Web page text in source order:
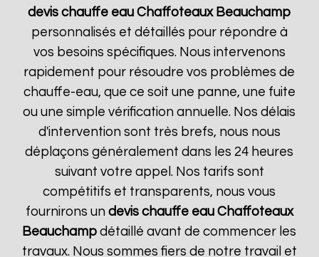
devis chauffe eau Chaffoteaux Beauchamp
personnalisés et détaillés pour répondre à
vos besoins spécifiques. Nous intervenons
rapidement pour résoudre vos problèmes de
chauffe-eau, que ce soit une panne, une fuite
ou une simple vérification annuelle. Nos délais
d'intervention sont très brefs, nous nous
déplaçons généralement dans les 24 heures
suivant votre appel. Nos tarifs sont
compétitifs et transparents, nous vous
fournirons un devis chauffe eau Chaffoteaux
Beauchamp détaillé avant de commencer les
travaux. Nous sommes fiers de notre travail et